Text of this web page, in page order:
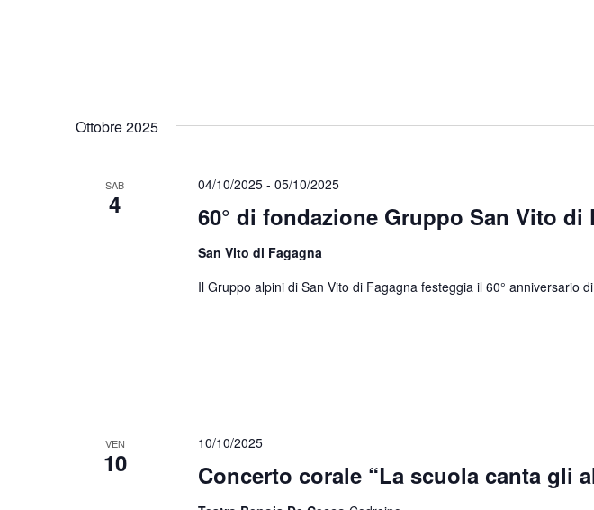
Ottobre 2025
SAB
4 60° di fondazione Gruppo San Vito di
04/10/2025- 05/10/2025
San Vito di Fagagna
Il Gruppo alpini di San Vito di Fagagna festeggia il 60° anniversario
VEN
10 Concerto corale “La scuola canta gli
10/10/2025